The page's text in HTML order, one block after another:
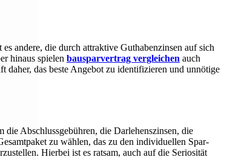
andere, die durch attraktive Guthabenzinsen auf sich
hinaus spielen bausparvertrag vergleichen auch
daher, das beste Angebot zu identifizieren und unnötige
Abschlussgebühren, die Darlehenszinsen, die
zu wählen, das zu den individuellen Spar-
Hierbei ist es ratsam, auch auf die Seriosität